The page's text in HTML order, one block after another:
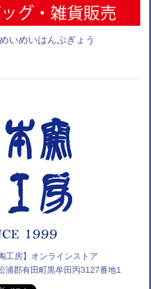
いめいはんぷぎょう
工房】オンラインストア
郡有田町黒牟田丙3127番地1